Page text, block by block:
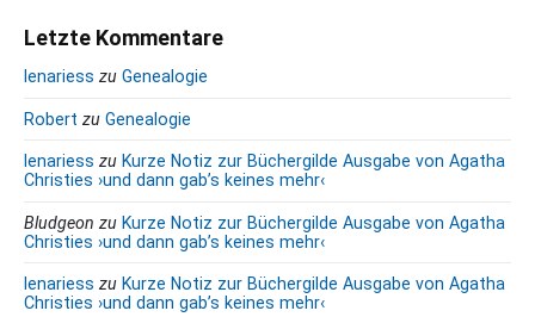
Letzte Kommentare
lenariess zu Genealogie
Robert zu Genealogie
lenariess zu Kurze Notiz zur Büchergilde Ausgabe von Agatha
Christies ›und dann gab’s keines mehr‹
Bludgeon zu Kurze Notiz zur Büchergilde Ausgabe von Agatha
Christies ›und dann gab’s keines mehr‹
lenariess zu Kurze Notiz zur Büchergilde Ausgabe von Agatha
Christies ›und dann gab’s keines mehr‹